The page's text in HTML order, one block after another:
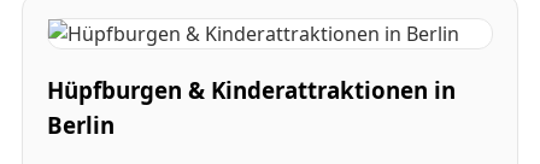
Hüpfburgen & Kinderattraktionen in
Berlin